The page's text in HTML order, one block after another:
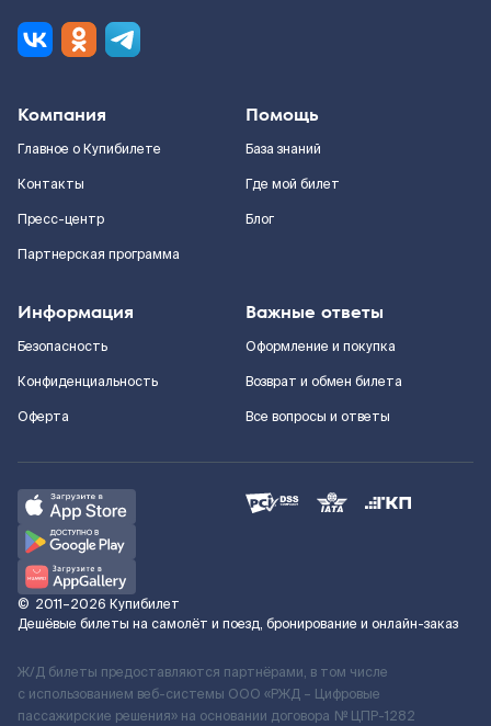
Компания
Главное о Купибилете
Контакты
Пресс-центр
Партнерская программа
Помощь
База знаний
Где мой билет
Блог
Информация
Безопасность
Конфиденциальность
Оферта
Важные ответы
Оформление и покупка
Возврат и обмен билета
Все вопросы и ответы
© 2011–2026 Купибилет
Дешёвые билеты на самолёт и поезд, бронирование и онлайн-заказ
Ж/Д билеты предоставляются партнёрами, в том числе
с использованием веб-системы ООО «РЖД – Цифровые
пассажирские решения» на основании договора № ЦПР-1282